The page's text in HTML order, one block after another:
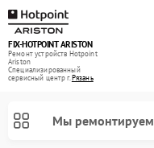
FIX-HOTPOINT ARISTON
Ремонт устройств Hotpoint
Ariston
Специализированный
cервисный центр г.Рязань
Мы ремонтируем